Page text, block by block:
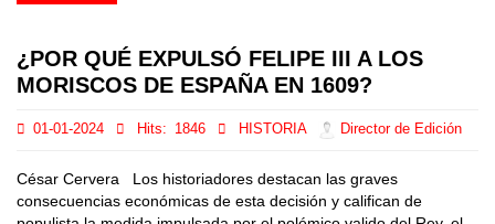
¿POR QUÉ EXPULSÓ FELIPE III A LOS
MORISCOS DE ESPAÑA EN 1609?
01-01-2024 Hits: 1846 HISTORIA Director de Edición
César Cervera Los historiadores destacan las graves
consecuencias económicas de esta decisión y califican de